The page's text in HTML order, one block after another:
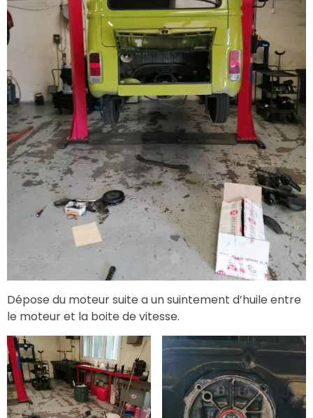
Dépose du moteur suite a un suintement d’huile entre
le moteur et la boite de vitesse.